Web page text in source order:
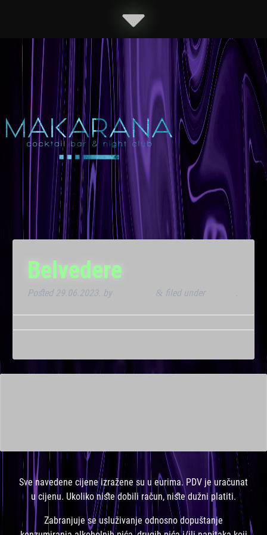
Belvedere
Posted 29.06.2023. by & filed under .
Sve navedene cijene izražene su u eurima. PDV je uračunat
u cijenu. Ukoliko niste dobili račun, niste dužni platiti.
Zabranjuje se usluživanje odnosno dopuštanje